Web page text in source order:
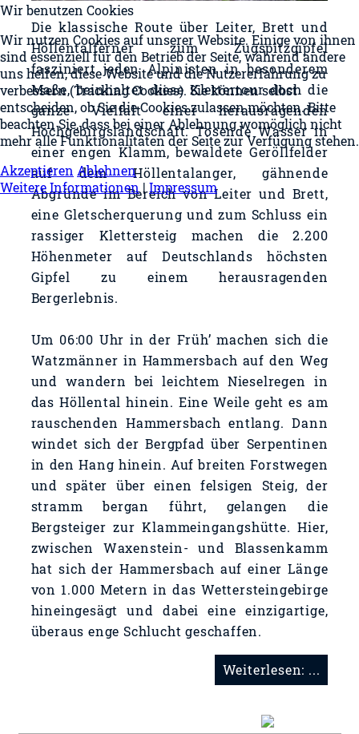
Die klassische Route über Leiter, Brett und
Höllentalferner zum Zugspitzgipfel
fasziniert jeden Alpinisten in besonderem
Maße, beinhaltet diese Klettertour doch die
ganze Vielfalt einer herausragenden
Hochgebirgslandschaft. Tosende Wasser in
einer engen Klamm, bewaldete Geröllfelder
auf dem Höllentalanger, gähnende
Abgründe im Bereich von Leiter und Brett,
eine Gletscherquerung und zum Schluss ein
rassiger Klettersteig machen die 2.200
Höhenmeter auf Deutschlands höchsten
Gipfel zu einem herausragenden
Bergerlebnis.
Um 06:00 Uhr in der Früh’ machen sich die
Watzmänner in Hammersbach auf den Weg
und wandern bei leichtem Nieselregen in
das Höllental hinein. Eine Weile geht es am
rauschenden Hammersbach entlang. Dann
windet sich der Bergpfad über Serpentinen
in den Hang hinein. Auf breiten Forstwegen
und später über einen felsigen Steig, der
stramm bergan führt, gelangen die
Bergsteiger zur Klammeingangshütte. Hier,
zwischen Waxenstein- und Blassenkamm
hat sich der Hammersbach auf einer Länge
von 1.000 Metern in das Wettersteingebirge
hineingesägt und dabei eine einzigartige,
überaus enge Schlucht geschaffen.
Weiterlesen: ...
Wir benutzen Cookies
Wir nutzen Cookies auf unserer Website. Einige von ihnen
sind essenziell für den Betrieb der Seite, während andere
uns helfen, diese Website und die Nutzererfahrung zu
verbessern (Tracking Cookies). Sie können selbst
entscheiden, ob Sie die Cookies zulassen möchten. Bitte
beachten Sie, dass bei einer Ablehnung womöglich nicht
mehr alle Funktionalitäten der Seite zur Verfügung stehen.
Akzeptieren Ablehnen
Weitere Informationen | Impressum